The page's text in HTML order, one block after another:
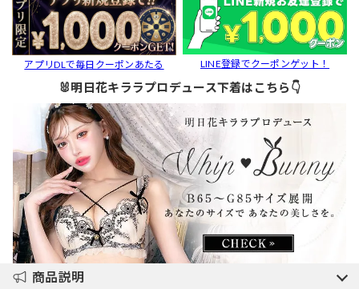
アプリDLで毎日クーポンあたる LINE登録でクーポンゲット！
🐰明日花キララプロデュース下着はこちら👇
商品説明